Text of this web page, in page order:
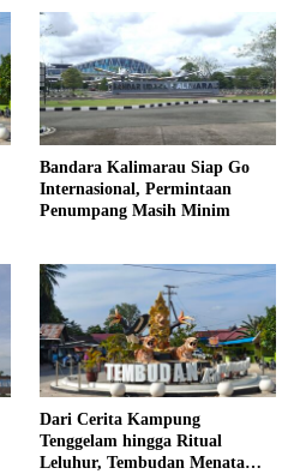
Bandara Kalimarau Siap Go
Internasional, Permintaan
Penumpang Masih Minim
Dari Cerita Kampung
Tenggelam hingga Ritual
Leluhur, Tembudan Menata